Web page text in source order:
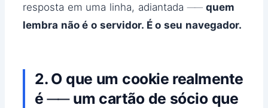
resposta em uma linha, adiantada ──quem
lembra não é o servidor. É o seu navegador.
2. O que um cookie realmente
é ── um cartão de sócio que